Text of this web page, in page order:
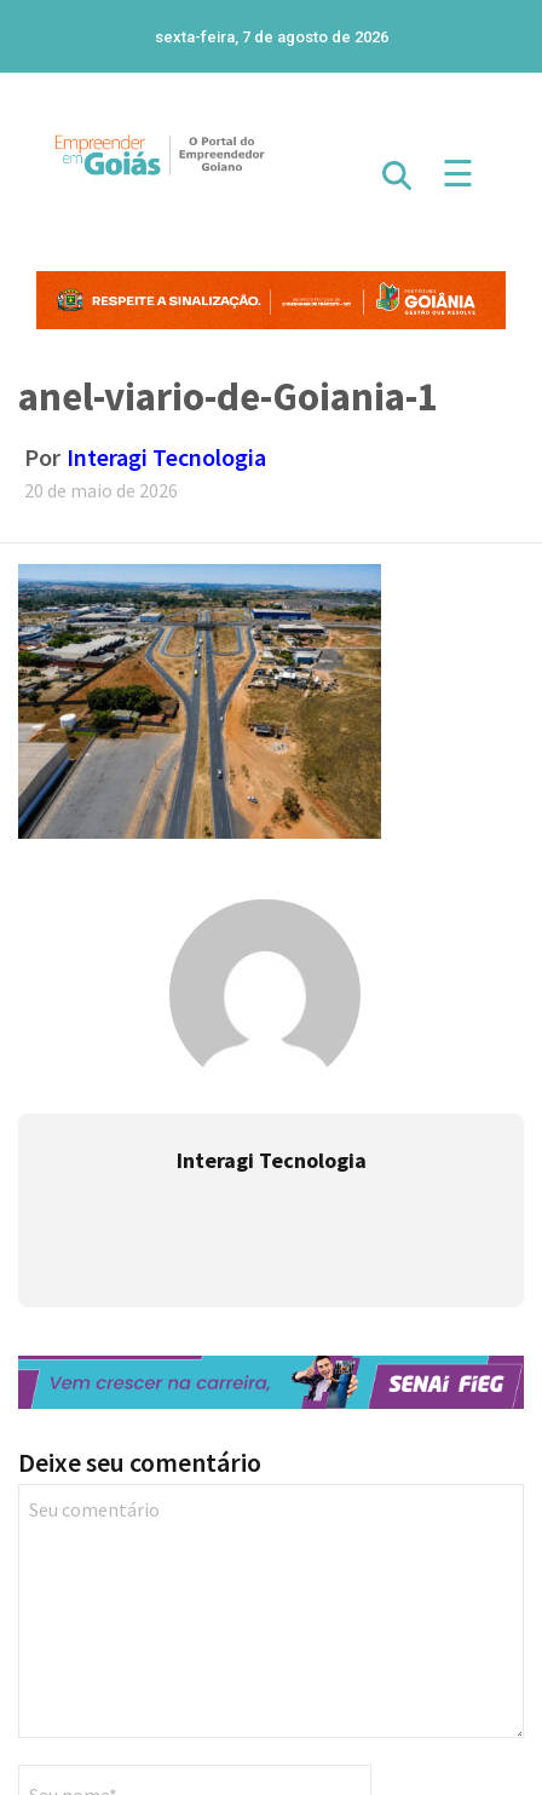
sexta-feira, 7 de agosto de 2026
☰
anel-viario-de-Goiania-1
Por Interagi Tecnologia
20 de maio de 2026
Interagi Tecnologia
Deixe seu comentário